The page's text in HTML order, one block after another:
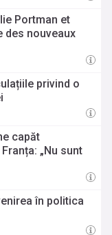
Portman et
nouveaux
privind o
capăt
„Nu sunt
în politica